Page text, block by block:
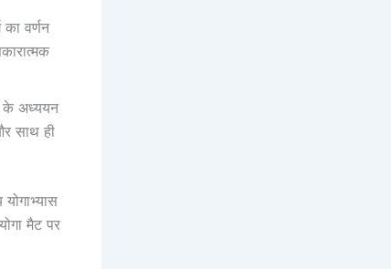
का वर्णन
के अध्ययन
साथ ही
मैट पर